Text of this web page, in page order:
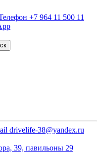
+7 964 11 500 11
drivelife-38@yandex.ru
39, павильоны 29